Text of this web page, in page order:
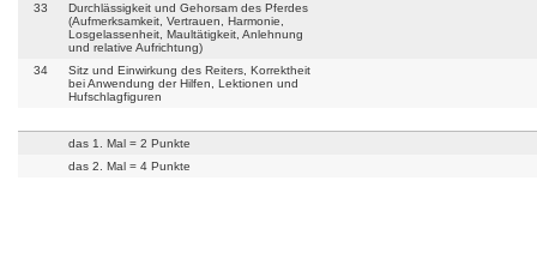
33
Durchlässigkeit und Gehorsam des Pferdes
(Aufmerksamkeit, Vertrauen, Harmonie,
Losgelassenheit, Maultätigkeit, Anlehnung
und relative Aufrichtung)
34
Sitz und Einwirkung des Reiters, Korrektheit
bei Anwendung der Hilfen, Lektionen und
Hufschlagfiguren
das 1. Mal = 2 Punkte
das 2. Mal = 4 Punkte